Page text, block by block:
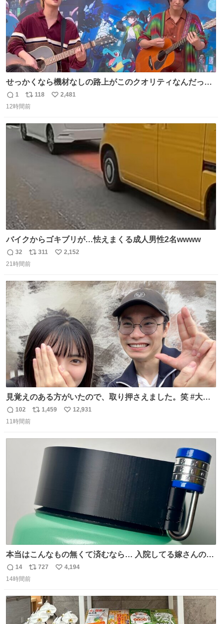
せっかくなら機材なしの路上がこのクオリティなんだって
バレてくれないかな。 「ガラクタ」大好き！
#Sakurashimeji
返
信
1
リ
ポ
ト
数
118
い
数
2,481
12時間前
バイクからゴキブリが…怯えまくる成人男性2名wwww
返
信
32
リ
ポ
ト
311
い
数
2,152
21時間前
見覚えのある方がいたので、取り押さえました。笑 #大追
跡 #鈴木浩文 さん
返
信
102
リ
1,459
い
数
12,931
11時間前
本当はこんなもの無くて済むなら… 入院してる嫁さんの病
棟、共同の冷蔵庫の中身を勝手に触る輩がおるのだけど、
ナルゲンボトルの中身が減っている事案が起きたらしい。
ないと蓋が回せないやつ』を作ったぞ…
返
信
14
リ
ポ
ト
数
727
い
数
4,194
14時間前